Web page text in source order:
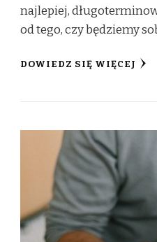
najlepiej,
od tego, czy będziemy
DOWIEDZ SIĘ WIĘCEJ